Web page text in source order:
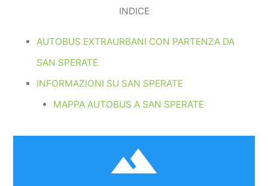
INDICE
AUTOBUS EXTRAURBANI CON PARTENZA DA
SAN SPERATE
INFORMAZIONI SU SAN SPERATE
MAPPA AUTOBUS A SAN SPERATE
filter_hdr